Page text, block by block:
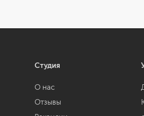
Студия
О нас
Отзывы